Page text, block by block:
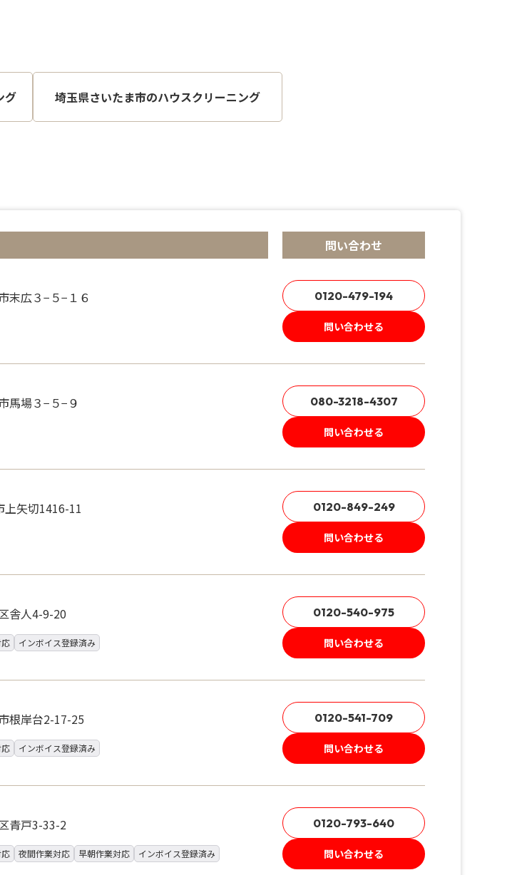
グ 埼玉県さいたま市のハウスクリーニング
問い合わせ
末広３−５−１６ 0120-479-194
問い合わせる
馬場３−５−９ 080-3218-4307
問い合わせる
矢切1416-11 0120-849-249
問い合わせる
舎人4-9-20
インボイス登録済み
0120-540-975
問い合わせる
根岸台2-17-25
インボイス登録済み
0120-541-709
問い合わせる
青戸3-33-2
夜間作業対応 早朝作業対応 インボイス登録済み
0120-793-640
問い合わせる